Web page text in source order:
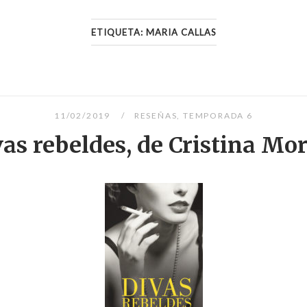
ETIQUETA: MARIA CALLAS
11/02/2019 RESEÑAS,TEMPORADA 6
rebeldes, de Cristina